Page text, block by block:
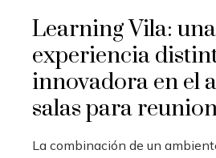
Learning Vila: una
experiencia
innovadora en el
salas para
La combinación de un